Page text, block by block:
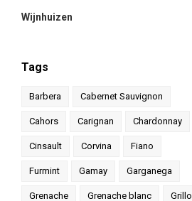
Wijnhuizen
Tags
Barbera Cabernet Sauvignon
Cahors Carignan Chardonnay
Cinsault Corvina Fiano
Furmint Gamay Garganega
Grenache Grenache blanc Grillo